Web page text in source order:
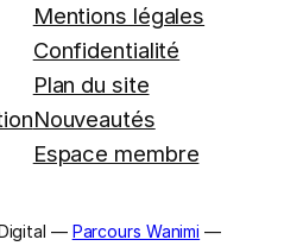
Mentions légales
Confidentialité
Plan du site
Nouveautés
Espace membre
— Parcours Wanimi —